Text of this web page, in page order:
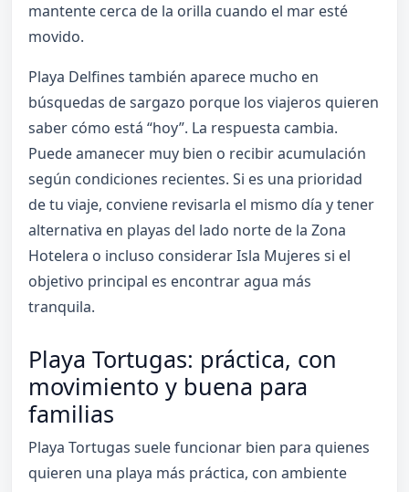
mantente cerca de la orilla cuando el mar esté
movido.
Playa Delfines también aparece mucho en
búsquedas de sargazo porque los viajeros quieren
saber cómo está “hoy”. La respuesta cambia.
Puede amanecer muy bien o recibir acumulación
según condiciones recientes. Si es una prioridad
de tu viaje, conviene revisarla el mismo día y tener
alternativa en playas del lado norte de la Zona
Hotelera o incluso considerar Isla Mujeres si el
objetivo principal es encontrar agua más
tranquila.
Playa Tortugas: práctica, con
movimiento y buena para
familias
Playa Tortugas suele funcionar bien para quienes
quieren una playa más práctica, con ambiente